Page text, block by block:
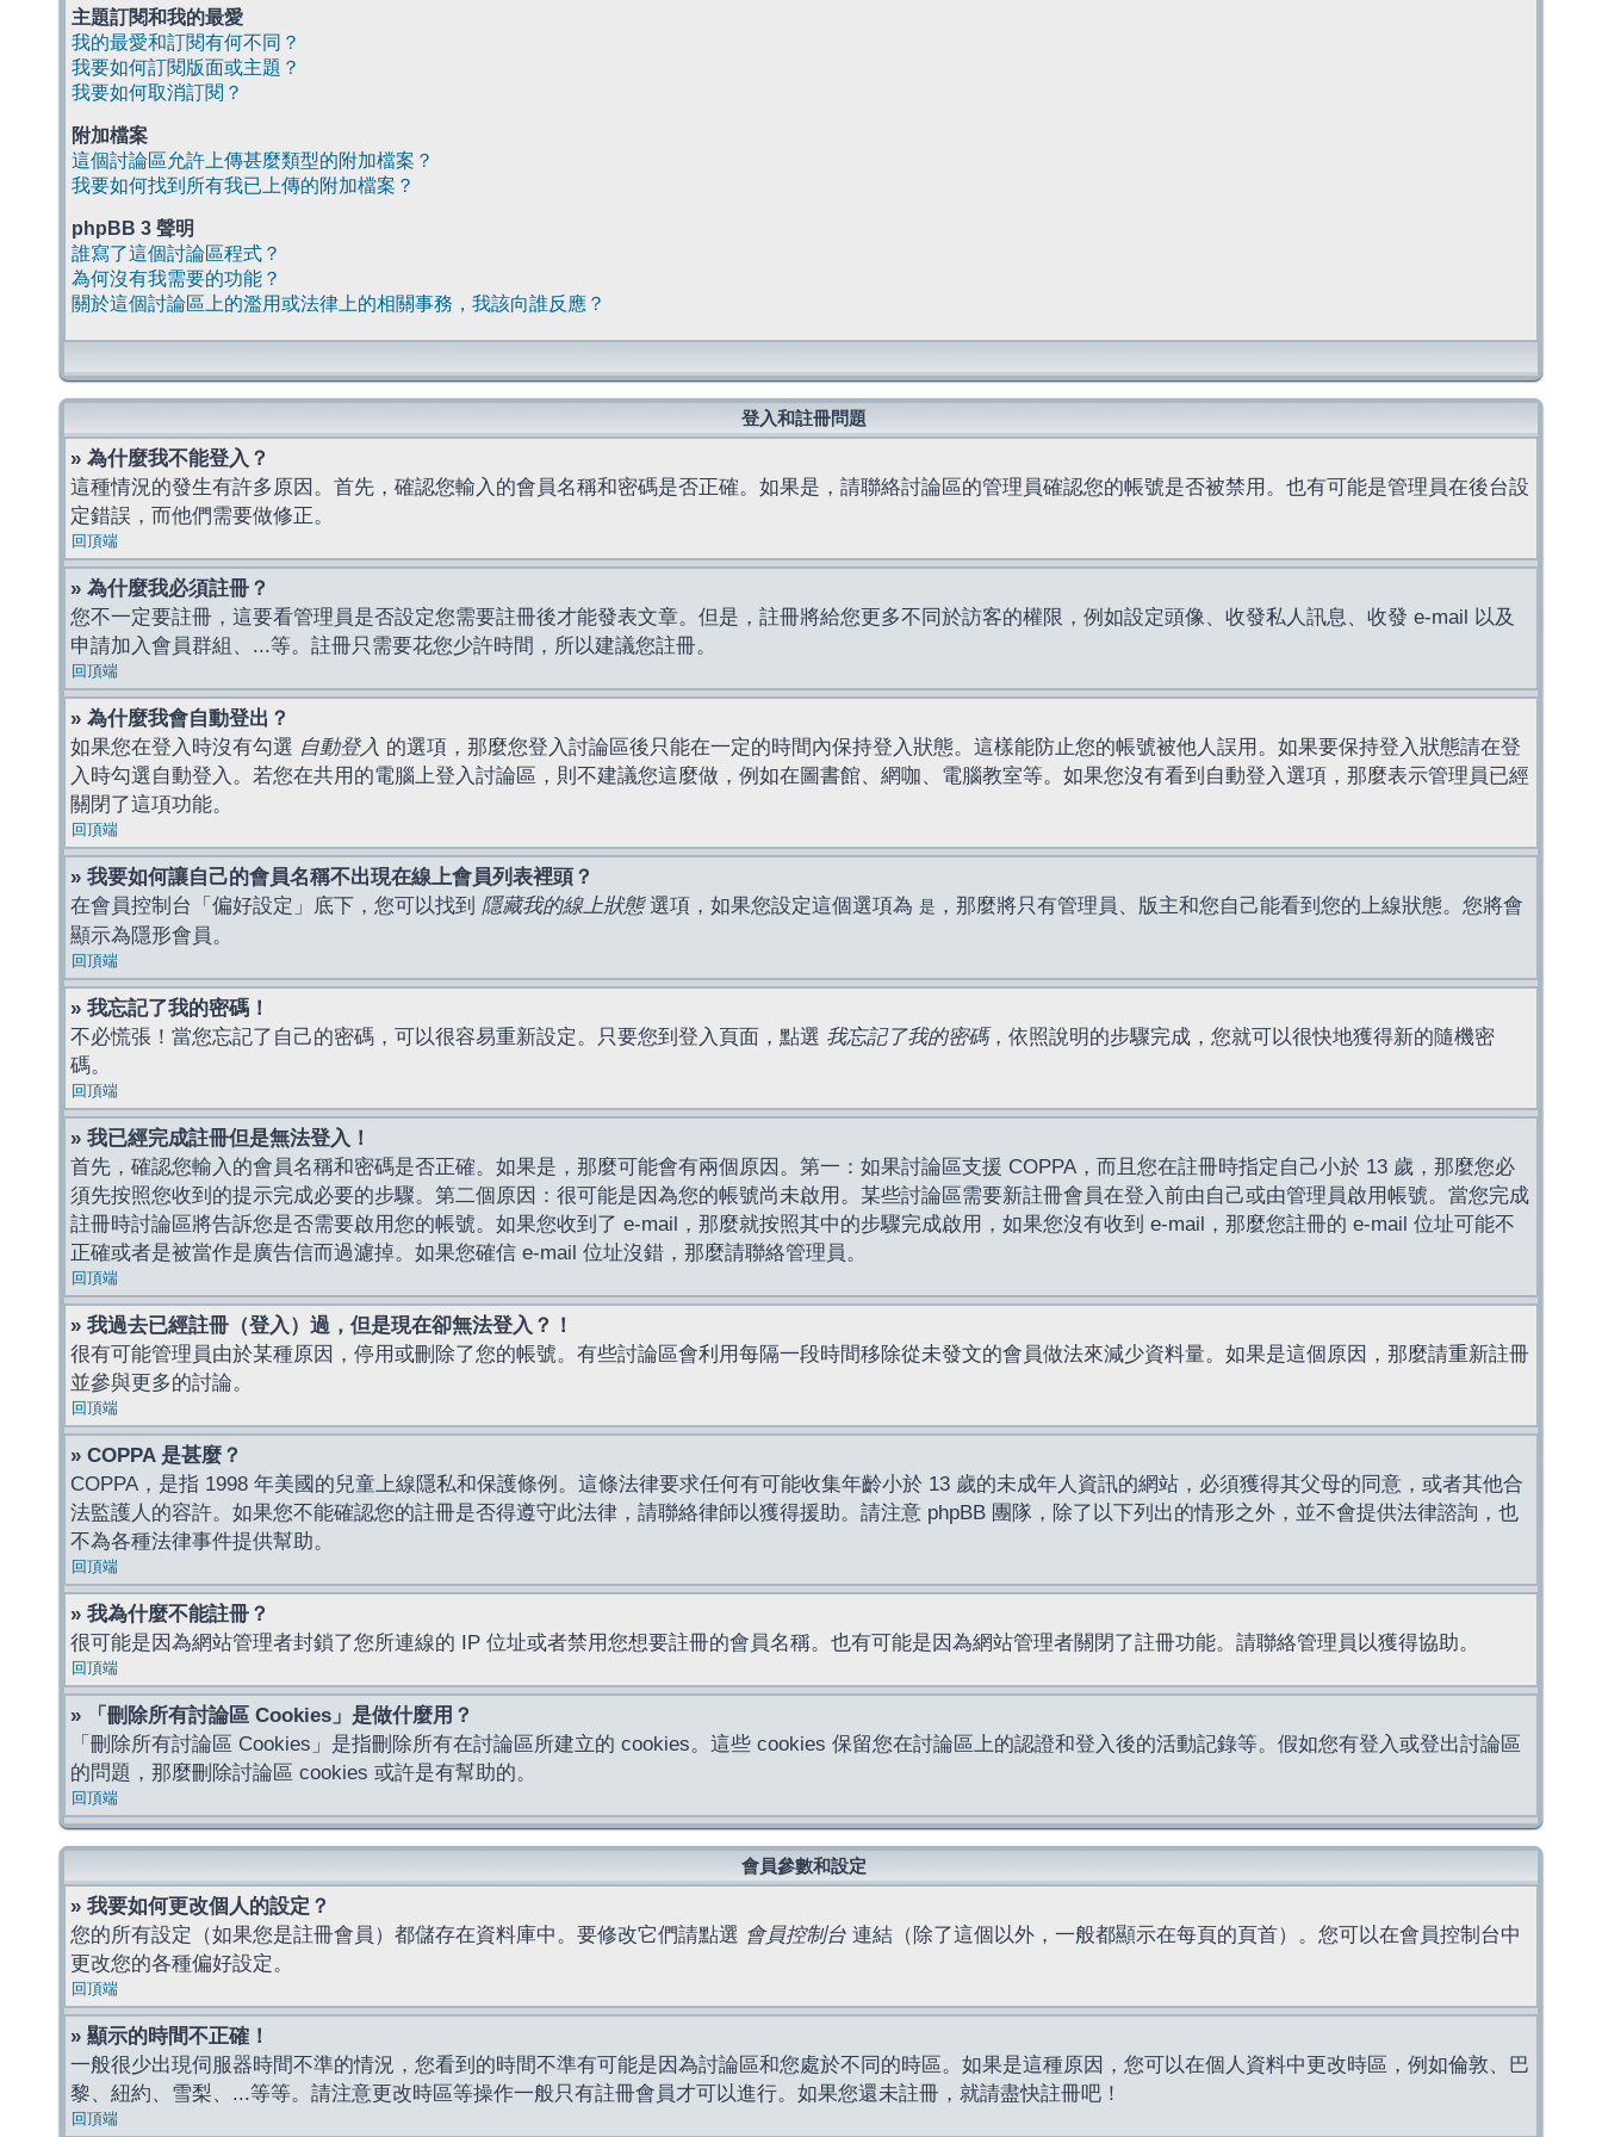
主題訂閱和我的最愛
我的最愛和訂閱有何不同？
我要如何訂閱版面或主題？
我要如何取消訂閱？
附加檔案
這個討論區允許上傳甚麼類型的附加檔案？
我要如何找到所有我已上傳的附加檔案？
phpBB 3 聲明
誰寫了這個討論區程式？
為何沒有我需要的功能？
關於這個討論區上的濫用或法律上的相關事務，我該向誰反應？
登入和註冊問題
» 為什麼我不能登入？
這種情況的發生有許多原因。首先，確認您輸入的會員名稱和密碼是否正確。如果是，請聯絡討論區的管理員確認您的帳號是否被禁用。也有可能是管理員在後台設
定錯誤，而他們需要做修正。
回頂端
» 為什麼我必須註冊？
您不一定要註冊，這要看管理員是否設定您需要註冊後才能發表文章。但是，註冊將給您更多不同於訪客的權限，例如設定頭像、收發私人訊息、收發 e-mail 以及
申請加入會員群組、...等。註冊只需要花您少許時間，所以建議您註冊。
回頂端
» 為什麼我會自動登出？
如果您在登入時沒有勾選 自動登入 的選項，那麼您登入討論區後只能在一定的時間內保持登入狀態。這樣能防止您的帳號被他人誤用。如果要保持登入狀態請在登
入時勾選自動登入。若您在共用的電腦上登入討論區，則不建議您這麼做，例如在圖書館、網咖、電腦教室等。如果您沒有看到自動登入選項，那麼表示管理員已經
關閉了這項功能。
回頂端
» 我要如何讓自己的會員名稱不出現在線上會員列表裡頭？
在會員控制台「偏好設定」底下，您可以找到 隱藏我的線上狀態選項，如果您設定這個選項為 是 ，那麼將只有管理員、版主和您自己能看到您的上線狀態。您將會
顯示為隱形會員。
回頂端
» 我忘記了我的密碼！
不必慌張！當您忘記了自己的密碼，可以很容易重新設定。只要您到登入頁面，點選 我忘記了我的密碼，依照說明的步驟完成，您就可以很快地獲得新的隨機密
碼。
回頂端
» 我已經完成註冊但是無法登入！
首先，確認您輸入的會員名稱和密碼是否正確。如果是，那麼可能會有兩個原因。第一：如果討論區支援 COPPA，而且您在註冊時指定自己小於 13 歲，那麼您必
須先按照您收到的提示完成必要的步驟。第二個原因：很可能是因為您的帳號尚未啟用。某些討論區需要新註冊會員在登入前由自己或由管理員啟用帳號。當您完成
註冊時討論區將告訴您是否需要啟用您的帳號。如果您收到了 e-mail，那麼就按照其中的步驟完成啟用，如果您沒有收到 e-mail，那麼您註冊的 e-mail 位址可能不
正確或者是被當作是廣告信而過濾掉。如果您確信 e-mail 位址沒錯，那麼請聯絡管理員。
回頂端
» 我過去已經註冊（登入）過，但是現在卻無法登入？！
很有可能管理員由於某種原因，停用或刪除了您的帳號。有些討論區會利用每隔一段時間移除從未發文的會員做法來減少資料量。如果是這個原因，那麼請重新註冊
並參與更多的討論。
回頂端
» COPPA 是甚麼？
COPPA，是指 1998 年美國的兒童上線隱私和保護條例。這條法律要求任何有可能收集年齡小於 13 歲的未成年人資訊的網站，必須獲得其父母的同意，或者其他合
法監護人的容許。如果您不能確認您的註冊是否得遵守此法律，請聯絡律師以獲得援助。請注意 phpBB 團隊，除了以下列出的情形之外，並不會提供法律諮詢，也
不為各種法律事件提供幫助。
回頂端
» 我為什麼不能註冊？
很可能是因為網站管理者封鎖了您所連線的 IP 位址或者禁用您想要註冊的會員名稱。也有可能是因為網站管理者關閉了註冊功能。請聯絡管理員以獲得協助。
回頂端
» 「刪除所有討論區 Cookies」是做什麼用？
「刪除所有討論區 Cookies」是指刪除所有在討論區所建立的 cookies。這些 cookies 保留您在討論區上的認證和登入後的活動記錄等。假如您有登入或登出討論區
的問題，那麼刪除討論區 cookies 或許是有幫助的。
回頂端
會員參數和設定
» 我要如何更改個人的設定？
您的所有設定（如果您是註冊會員）都儲存在資料庫中。要修改它們請點選 會員控制台 連結（除了這個以外，一般都顯示在每頁的頁首）。您可以在會員控制台中
更改您的各種偏好設定。
回頂端
» 顯示的時間不正確！
一般很少出現伺服器時間不準的情況，您看到的時間不準有可能是因為討論區和您處於不同的時區。如果是這種原因，您可以在個人資料中更改時區，例如倫敦、巴
黎、紐約、雪梨、...等等。請注意更改時區等操作一般只有註冊會員才可以進行。如果您還未註冊，就請盡快註冊吧！
回頂端